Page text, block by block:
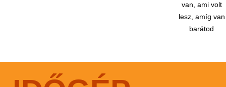
van, ami volt
lesz, amíg van
barátod